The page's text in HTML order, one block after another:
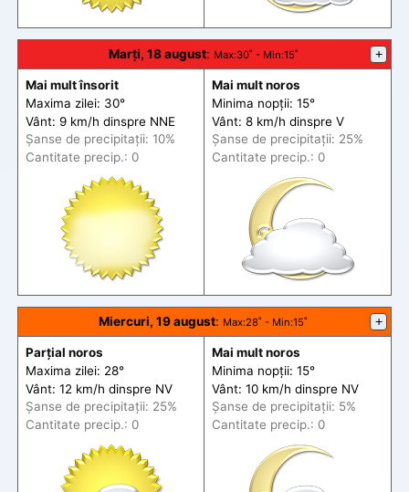
Marți, 18 august: Max:30˚ - Min:15˚ +
Mai mult însorit
Maxima zilei: 30°
Vânt: 9 km/h dinspre NNE
Șanse de precipitații: 10%
Cantitate precip.: 0
Mai mult noros
Minima nopții: 15°
Vânt: 8 km/h dinspre V
Șanse de precipitații: 25%
Cantitate precip.: 0
Miercuri, 19 august: Max:28˚ - Min:15˚ +
Parțial noros
Maxima zilei: 28°
Vânt: 12 km/h dinspre NV
Șanse de precipitații: 25%
Cantitate precip.: 0
Mai mult noros
Minima nopții: 15°
Vânt: 10 km/h dinspre NV
Șanse de precipitații: 5%
Cantitate precip.: 0